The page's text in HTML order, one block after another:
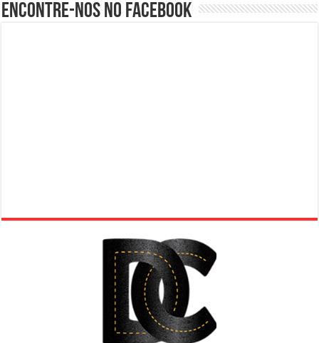
Encontre-nos no Facebook